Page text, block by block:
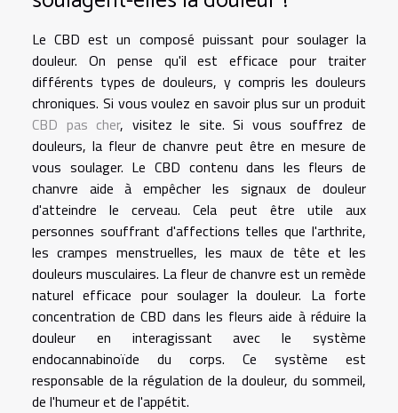
Le CBD est un composé puissant pour soulager la
douleur. On pense qu'il est efficace pour traiter
différents types de douleurs, y compris les douleurs
chroniques. Si vous voulez en savoir plus sur un produit
CBD pas cher, visitez le site. Si vous souffrez de
douleurs, la fleur de chanvre peut être en mesure de
vous soulager. Le CBD contenu dans les fleurs de
chanvre aide à empêcher les signaux de douleur
d'atteindre le cerveau. Cela peut être utile aux
personnes souffrant d'affections telles que l'arthrite,
les crampes menstruelles, les maux de tête et les
douleurs musculaires. La fleur de chanvre est un remède
naturel efficace pour soulager la douleur. La forte
concentration de CBD dans les fleurs aide à réduire la
douleur en interagissant avec le système
endocannabinoïde du corps. Ce système est
responsable de la régulation de la douleur, du sommeil,
de l'humeur et de l'appétit.